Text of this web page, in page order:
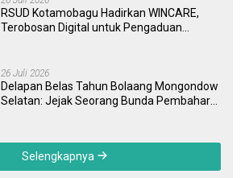
RSUD Kotamobagu Hadirkan WINCARE,
Terobosan Digital untuk Pengaduan
26 Juli 2026
Delapan Belas Tahun Bolaang Mongondow
Selatan: Jejak Seorang Bunda Pembaharu
Selengkapnya